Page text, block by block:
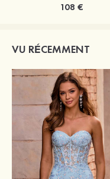
108 €
VU RÉCEMMENT